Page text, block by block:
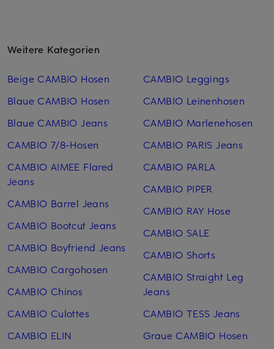
Weitere Kategorien
Beige CAMBIO Hosen
Blaue CAMBIO Hosen
Blaue CAMBIO Jeans
CAMBIO 7/8-Hosen
CAMBIO AIMEE Flared
Jeans
CAMBIO Barrel Jeans
CAMBIO Bootcut Jeans
CAMBIO Boyfriend Jeans
CAMBIO Cargohosen
CAMBIO Chinos
CAMBIO Culottes
CAMBIO ELIN
CAMBIO Leggings
CAMBIO Leinen­hosen
CAMBIO Marlenehosen
CAMBIO PARIS Jeans
CAMBIO PARLA
CAMBIO PIPER
CAMBIO RAY Hose
CAMBIO SALE
CAMBIO Shorts
CAMBIO Straight Leg
Jeans
CAMBIO TESS Jeans
Graue CAMBIO Hosen